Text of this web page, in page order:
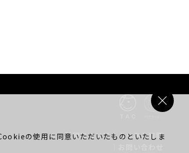
財団について｜ よくある質問
の使用に同意いただいたものといたしま